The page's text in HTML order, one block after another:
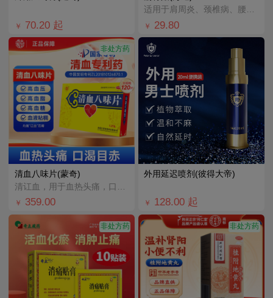
￥ 70.20 起 ￥ 29.80
非处方药
清血八味片(蒙奇)
￥ 359.00
外用延迟喷剂(彼得大帝)
￥ 128.00 起
非处方药 非处方药